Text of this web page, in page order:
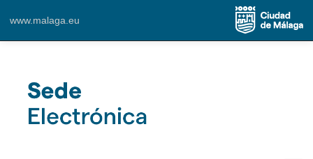
www.malaga.eu